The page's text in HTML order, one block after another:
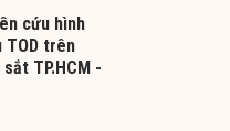
cứu hình
TOD trên
TP.HCM -